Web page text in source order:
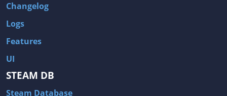
Changelog
Logs
Features
UI
STEAM DB
Steam Database